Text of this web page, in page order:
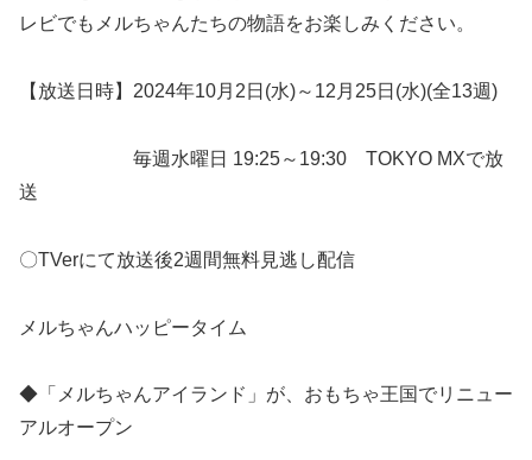
レビでもメルちゃんたちの物語をお楽しみください。
【放送日時】2024年10月2日(水)～12月25日(水)(全13週)
毎週水曜日 19:25～19:30 TOKYO MXで放
送
〇TVerにて放送後2週間無料見逃し配信
メルちゃんハッピータイム
◆「メルちゃんアイランド」が、おもちゃ王国でリニュー
アルオープン